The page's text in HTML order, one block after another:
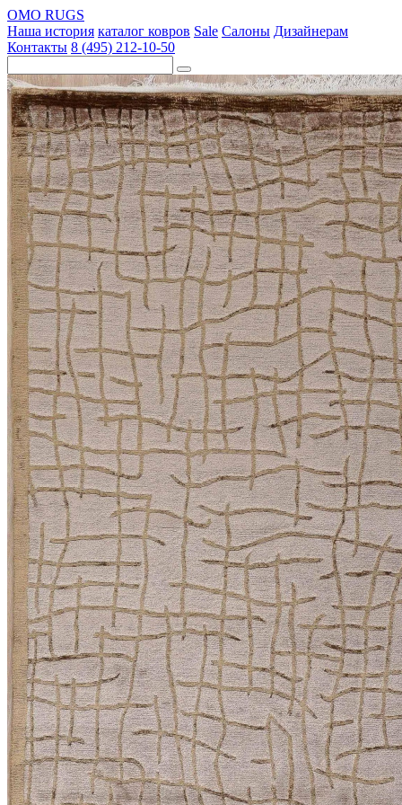
OMO RUGS
Наша история каталог ковров Sale Салоны Дизайнерам
Контакты 8 (495) 212-10-50